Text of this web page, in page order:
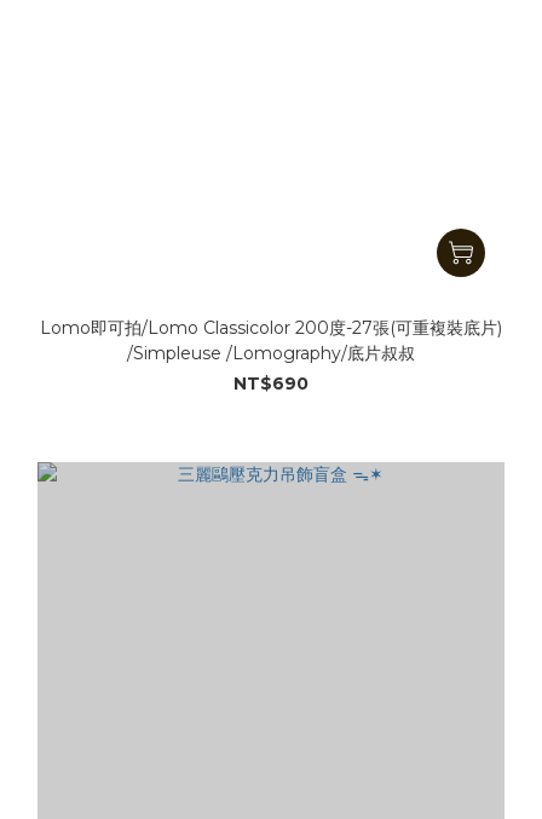
Lomo即可拍/Lomo Classicolor 200度-27張(可重複裝底片)
/Simpleuse /Lomography/底片叔叔
NT$690